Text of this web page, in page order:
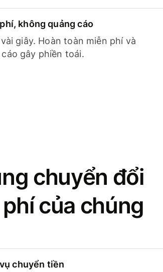
không quảng cáo
giây. Hoàn toàn miễn phí và
gây phiền toái.
chuyển đổi
của chúng
chuyển tiền